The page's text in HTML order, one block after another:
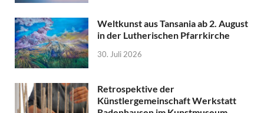
Weltkunst aus Tansania ab 2. August
in der Lutherischen Pfarrkirche
30. Juli 2026
Retrospektive der
Künstlergemeinschaft Werkstatt